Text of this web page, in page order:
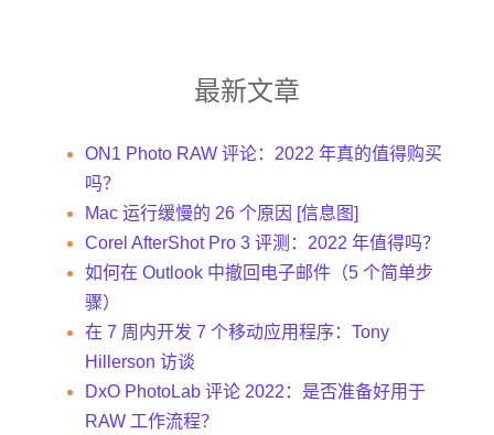
最新文章
ON1 Photo RAW 评论：2022 年真的值得购买
吗？
Mac 运行缓慢的 26 个原因 [信息图]
Corel AfterShot Pro 3 评测：2022 年值得吗？
如何在 Outlook 中撤回电子邮件（5 个简单步
骤）
在 7 周内开发 7 个移动应用程序：Tony
Hillerson 访谈
DxO PhotoLab 评论 2022：是否准备好用于
RAW 工作流程？